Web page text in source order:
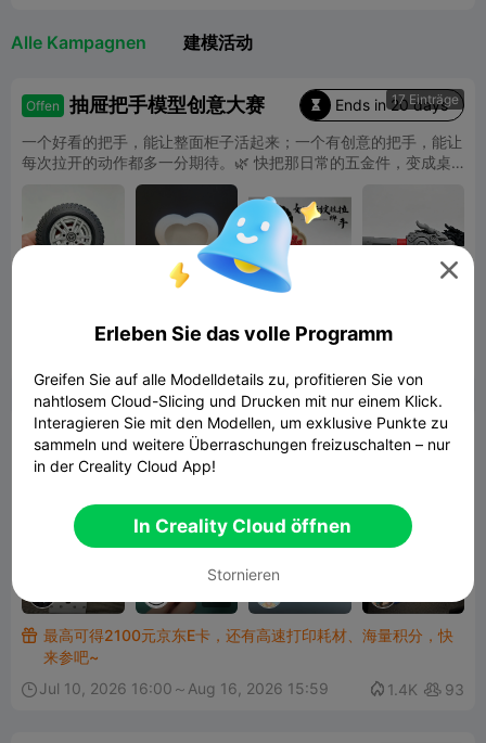
Alle Kampagnen 建模活动
17 Einträge
Offen 抽屉把手模型创意大赛 
Ends in 20 days
一个好看的把手，能让整面柜子活起来；一个有创意的把手，能让
每次拉开的动作都多一分期待。🌿 快把那日常的五金件，变成桌
面上的小惊喜、小彩蛋、小幽默。
小菜鸟
另格维
来参吧~
283 Einträge
Offen 工位摆件模型征集大赛 
Ends in 6 days
小小工位，大大创意。一块小小的桌面，也可以藏着热爱、个性和
请每一位创作者，为打工人的桌面注入创意！
九婴
物
上猫
 最高可得2100元京东E卡，还有高速打印耗材、海量积分，快
来参吧~
 Jul 10, 2026 16:00～Aug 16, 2026 15:59  1.4K  93

Erleben Sie das volle Programm
Greifen Sie auf alle Modelldetails zu, profitieren Sie von
nahtlosem Cloud-Slicing und Drucken mit nur einem Klick.
Interagieren Sie mit den Modellen, um exklusive Punkte zu
sammeln und weitere Überraschungen freizuschalten – nur
in der Creality Cloud App!
In Creality Cloud öffnen
Stornieren